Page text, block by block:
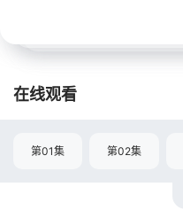
在线观看
第01集 第02集